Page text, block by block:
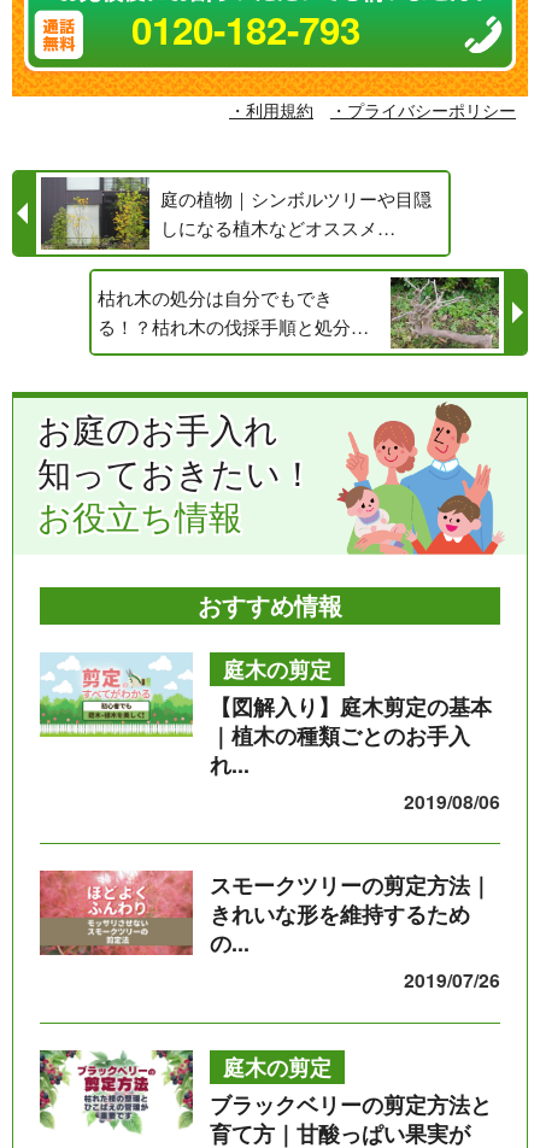
0120-182-793
・利用規約 ・プライバシーポリシー
庭の植物｜シンボルツリーや目隠
しになる植木などオススメ…
枯れ木の処分は自分でもでき
る！？枯れ木の伐採手順と処分…
お庭のお手入れ
知っておきたい！
お役立ち情報
おすすめ情報
庭木の剪定
【図解入り】庭木剪定の基本
｜植木の種類ごとのお手入
れ...
2019/08/06
スモークツリーの剪定方法｜
きれいな形を維持するため
の...
2019/07/26
庭木の剪定
ブラックベリーの剪定方法と
育て方｜甘酸っぱい果実が